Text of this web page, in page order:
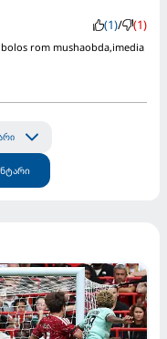
(1)/ (1)
rom mushaobda,imedia